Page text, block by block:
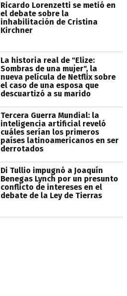
Ricardo Lorenzetti se metió en
el debate sobre la
inhabilitación de Cristina
Kirchner
La historia real de "Elize:
Sombras de una mujer", la
nueva película de Netflix sobre
el caso de una esposa que
descuartizó a su marido
Tercera Guerra Mundial: la
inteligencia artificial reveló
cuáles serían los primeros
países latinoamericanos en ser
derrotados
Di Tullio impugnó a Joaquín
Benegas Lynch por un presunto
conflicto de intereses en el
debate de la Ley de Tierras